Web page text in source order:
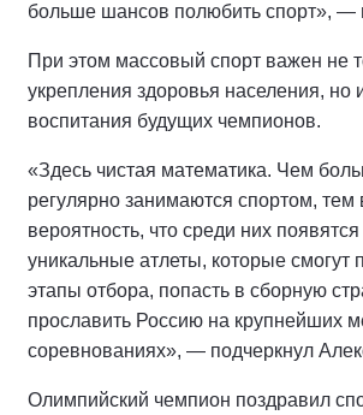
больше шансов полюбить спорт», —
При этом массовый спорт важен не
укрепления здоровья населения, но
воспитания будущих чемпионов.
«Здесь чистая математика. Чем
регулярно занимаются спортом,
вероятность, что среди них
уникальные атлеты, которые смогут
этапы отбора, попасть в сборную
прославить Россию на крупнейших
соревнованиях», — подчеркнул
Олимпийский чемпион поздравил